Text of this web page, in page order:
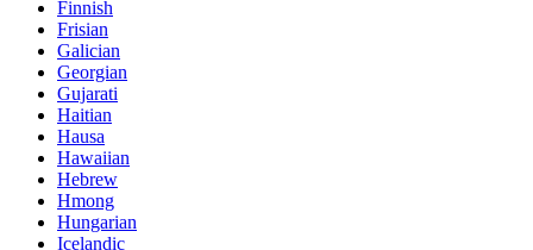
Finnish
Frisian
Galician
Georgian
Gujarati
Haitian
Hausa
Hawaiian
Hebrew
Hmong
Hungarian
Icelandic